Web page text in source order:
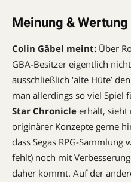
Meinung & Wertung
Colin Gäbel meint: Über
GBA-Besitzer eigentlich
ausschließlich ‘alte Hüte’
man allerdings so viel Spiel
Star Chronicle erhält, sieht
originärer Konzepte gerne
dass Segas RPG-
fehlt) noch mit
daher kommt. Auf der